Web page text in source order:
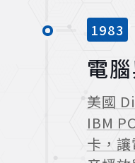
1983
電
美國
IBM
卡，